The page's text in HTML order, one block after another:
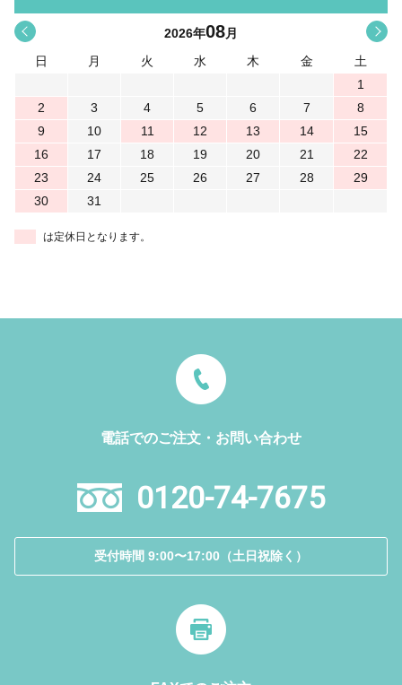
< 2026年08月
日
月 火 水 木 金
土
1
2
3 4 5 6 7
8
9
10 11 12 13 14
15
16
17 18 19 20 21
22
23
24 25 26 27 28
29
30
31
は定休日となります。
電話でのご注文・お問い合わせ
0120-74-7675
受付時間 9:00〜17:00（土日祝除く）